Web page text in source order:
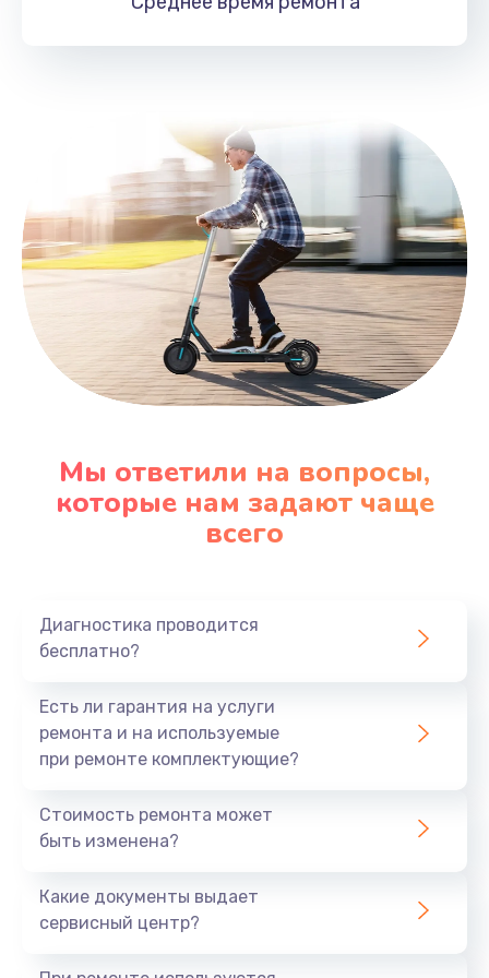
Мы ответили на вопросы,
которые нам задают чаще
всего
Диагностика проводится
бесплатно?
Есть ли гарантия на услуги
ремонта и на используемые
при ремонте комплектующие?
Стоимость ремонта может
быть изменена?
Какие документы выдает
сервисный центр?